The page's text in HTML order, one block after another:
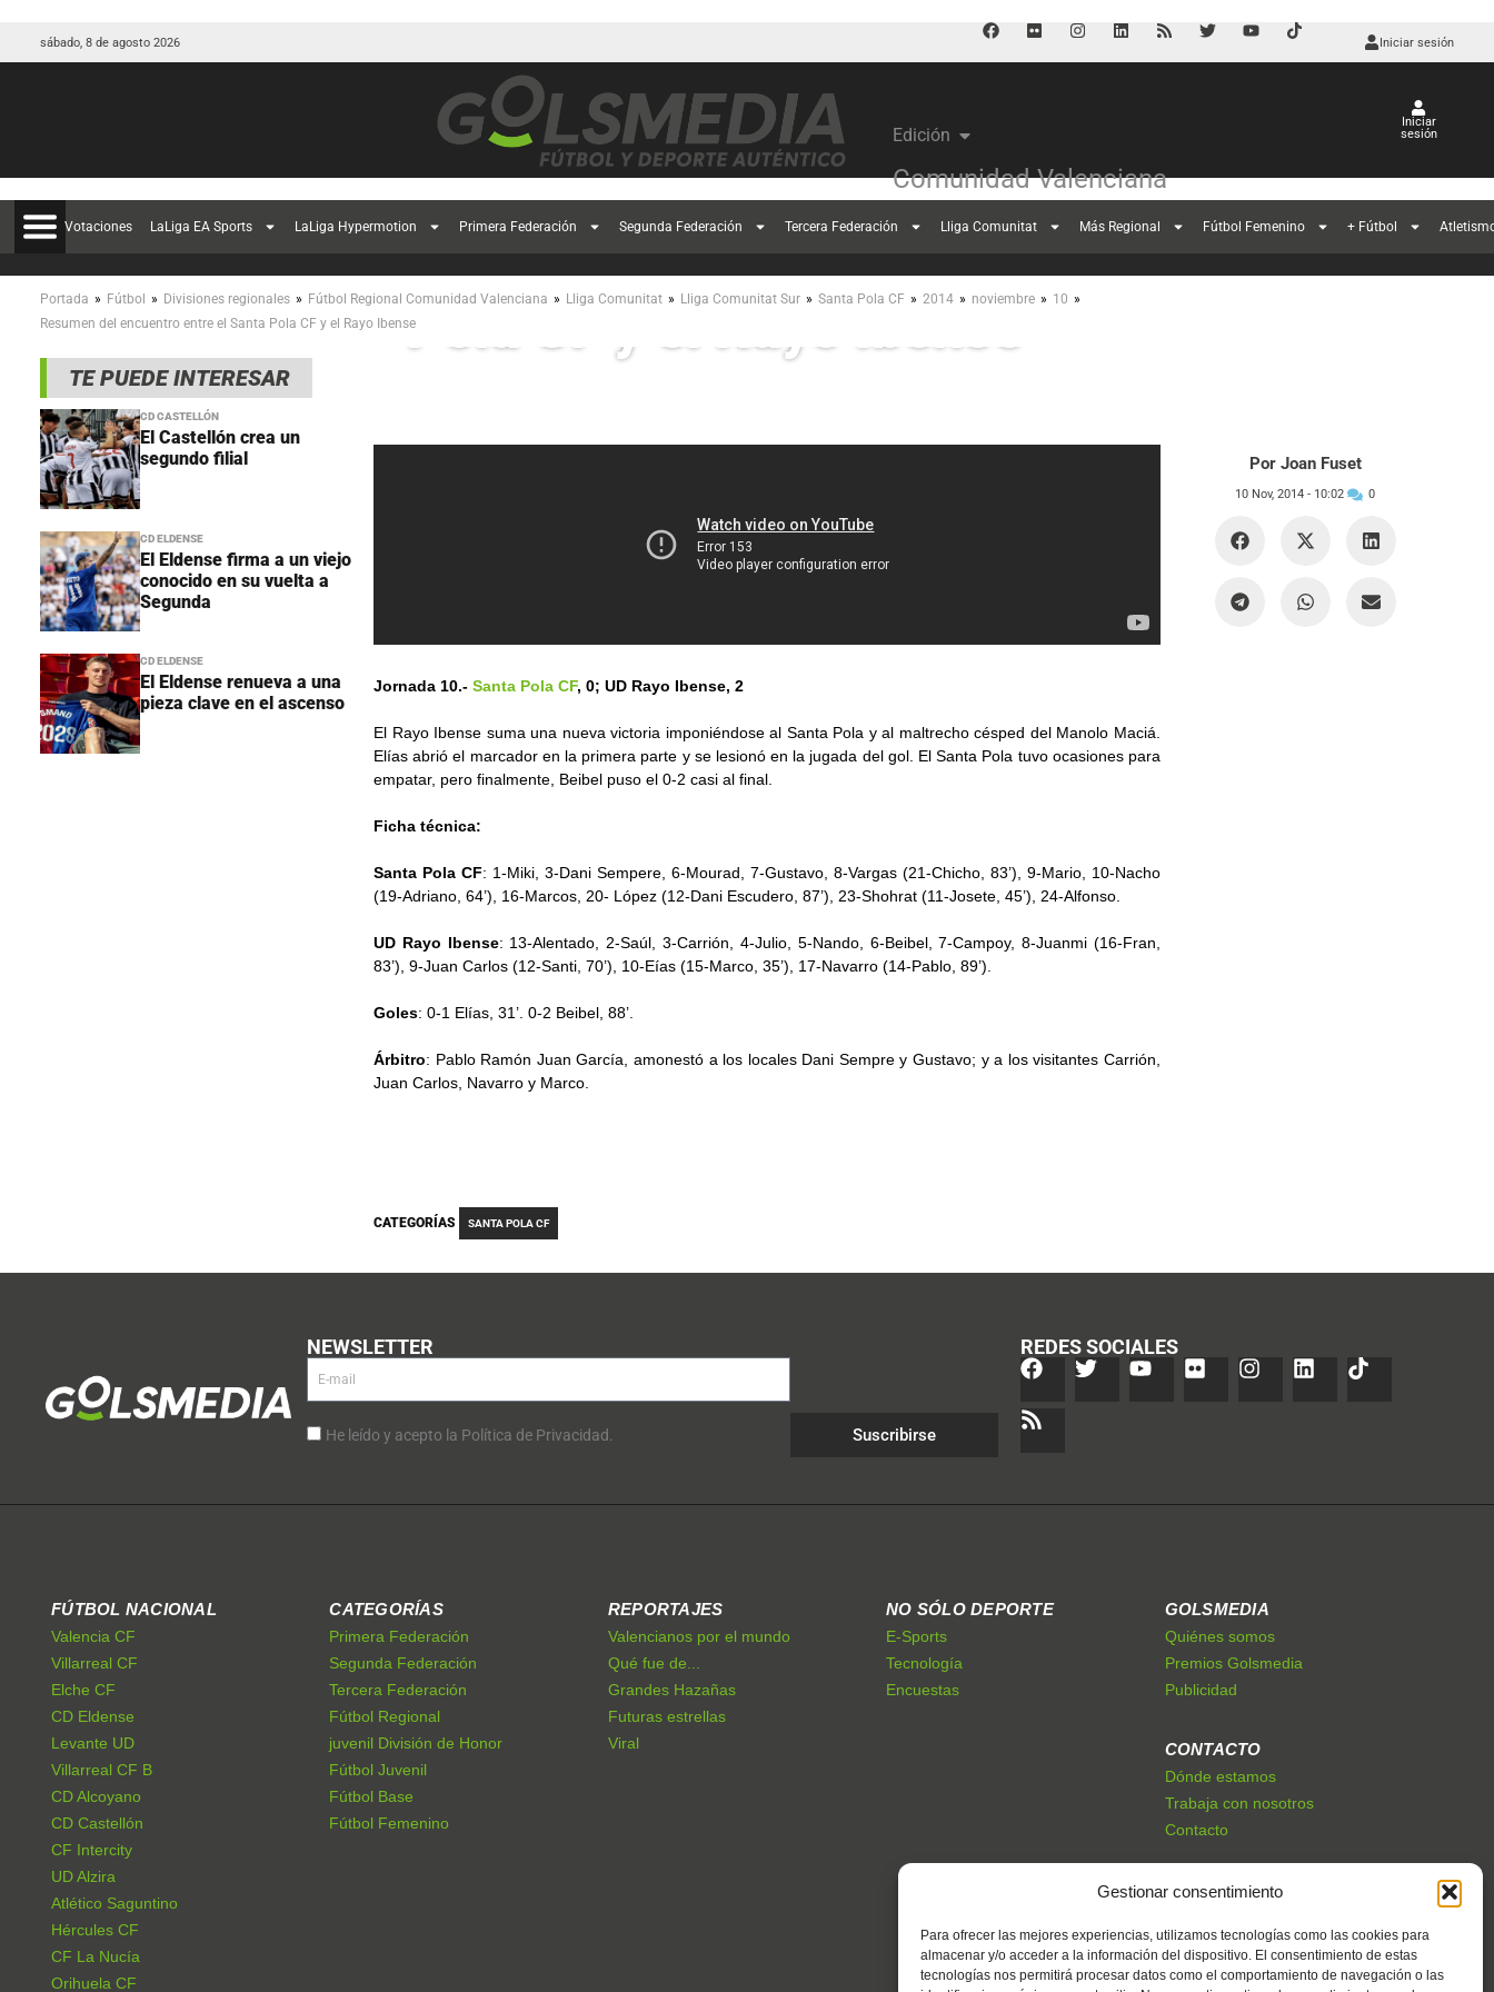
Gestionar consentimiento
Para ofrecer las mejores experiencias, utilizamos tecnologías como las cookies para
almacenar y/o acceder a la información del dispositivo. El consentimiento de estas
tecnologías nos permitirá procesar datos como el comportamiento de navegación o las
sábado, 8 de agosto 2026 Iniciar sesión
Edición
Comunidad Valenciana
Iniciar
sesión
Votaciones LaLiga EA Sports LaLiga Hypermotion Primera Federación Segunda Federación Tercera Federación Lliga Comunitat Más Regional Fútbol Femenino + Fútbol
Portada » Fútbol » Divisiones regionales » Fútbol Regional Comunidad Valenciana » Lliga Comunitat » Lliga Comunitat Sur » Santa Pola CF » 2014 » noviembre » 10 »
Resumen del encuentro entre el Santa Pola CF y el Rayo Ibense
TE PUEDE INTERESAR
CD CASTELLÓN
El Castellón crea un
segundo filial
CD ELDENSE
El Eldense firma a un viejo
conocido en su vuelta a
Segunda
CD ELDENSE
El Eldense renueva a una
pieza clave en el ascenso
Resumen del encuentro entre el Santa
Pola CF y el Rayo Ibense
Jornada 10.- Santa Pola CF, 0; UD Rayo Ibense, 2
El Rayo Ibense suma una nueva victoria imponiéndose al Santa Pola y al maltrecho césped del Manolo Maciá.
Elías abrió el marcador en la primera parte y se lesionó en la jugada del gol. El Santa Pola tuvo ocasiones para
empatar, pero finalmente, Beibel puso el 0-2 casi al final.
Ficha técnica:
Santa Pola CF: 1-Miki, 3-Dani Sempere, 6-Mourad, 7-Gustavo, 8-Vargas (21-Chicho, 83’), 9-Mario, 10-Nacho
(19-Adriano, 64’), 16-Marcos, 20- López (12-Dani Escudero, 87’), 23-Shohrat (11-Josete, 45’), 24-Alfonso.
UD Rayo Ibense: 13-Alentado, 2-Saúl, 3-Carrión, 4-Julio, 5-Nando, 6-Beibel, 7-Campoy, 8-Juanmi (16-Fran,
83’), 9-Juan Carlos (12-Santi, 70’), 10-Eías (15-Marco, 35’), 17-Navarro (14-Pablo, 89’).
Goles: 0-1 Elías, 31’. 0-2 Beibel, 88’.
Árbitro: Pablo Ramón Juan García, amonestó a los locales Dani Sempre y Gustavo; y a los visitantes Carrión,
Juan Carlos, Navarro y Marco.
Por Joan Fuset
10 Nov, 2014 - 10:02 0
CATEGORÍAS SANTA POLA CF
NEWSLETTER
He leído y acepto la Política de Privacidad. Suscribirse
REDES SOCIALES
FÚTBOL NACIONAL
Valencia CF
Villarreal CF
Elche CF
CD Eldense
Levante UD
Villarreal CF B
CD Alcoyano
CD Castellón
CF Intercity
UD Alzira
Atlético Saguntino
Hércules CF
CF La Nucía
Orihuela CF
CATEGORÍAS
Primera Federación
Segunda Federación
Tercera Federación
Fútbol Regional
juvenil División de Honor
Fútbol Juvenil
Fútbol Base
Fútbol Femenino
REPORTAJES
Valencianos por el mundo
Qué fue de...
Grandes Hazañas
Futuras estrellas
Viral
NO SÓLO DEPORTE
E-Sports
Tecnología
Encuestas
GOLSMEDIA
Quiénes somos
Premios Golsmedia
Publicidad
CONTACTO
Dónde estamos
Trabaja con nosotros
Contacto